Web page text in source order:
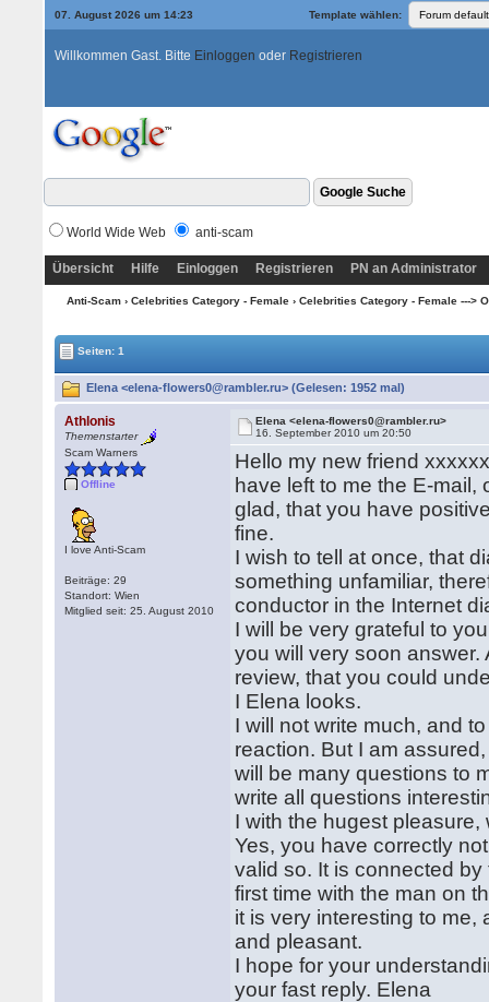
07. August 2026 um 14:23 Template wählen:
Willkommen Gast. Bitte Einloggen oder Registrieren
World Wide Web anti-scam
Übersicht Hilfe Einloggen Registrieren PN an Administrator
Anti-Scam› Celebrities Category - Female› Celebrities Category - Female ---> O
Seiten: 1
Elena <elena-flowers0@rambler.ru> (Gelesen: 1952 mal)
Athlonis
Themenstarter
Scam Warners
Offline
I love Anti-Scam
Beiträge: 29
Standort: Wien
Mitglied seit: 25. August 2010
Elena <elena-flowers0@rambler.ru>
16. September 2010 um 20:50
Hello my new friend
have left to me the E-
glad, that you have
fine.
I wish to tell at once, that
something unfamiliar,
conductor in the Internet
I will be very grateful to
you will very soon
review, that you could
I Elena looks.
I will not write much, and
reaction. But I am
will be many questions to
write all questions
I with the hugest
Yes, you have correctly
valid so. It is connected
first time with the man on
it is very interesting to me,
and pleasant.
I hope for your
your fast reply. Elena